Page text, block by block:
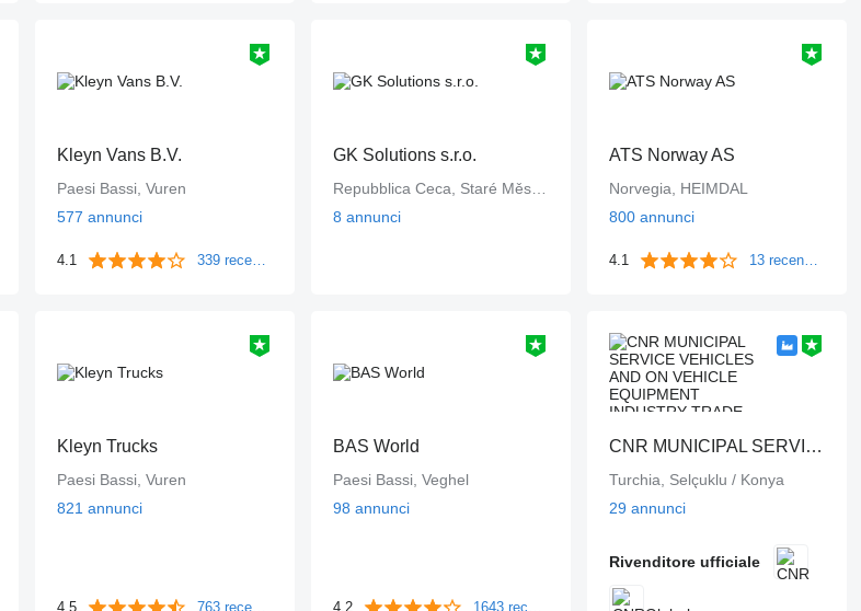
Kleyn Vans B.V.
Paesi Bassi, Vuren
577 annunci
4.1 339 recensioni
GK Solutions s.r.o.
Repubblica Ceca, Staré Město, Praha
8 annunci
ATS Norway AS
Norvegia, HEIMDAL
800 annunci
4.1 13 recensioni
Kleyn Trucks
Paesi Bassi, Vuren
821 annunci
4.5 763 recensioni
BAS World
Paesi Bassi, Veghel
98 annunci
4.2 1643 recensioni
CNR MUNICIPAL SERVICE VEHICLES AND ON VEHICLE EQUIPMENT INDUSTRY TRADE LIMITED COMPANY
Turchia, Selçuklu / Konya
29 annunci
Rivenditore ufficiale